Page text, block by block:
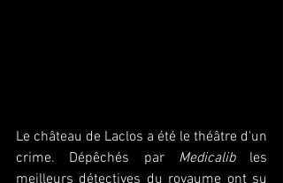
Le château de Laclos a été le théâtre d'un
crime. Dépêchés par Medicalib les
meilleurs détectives du royaume ont su